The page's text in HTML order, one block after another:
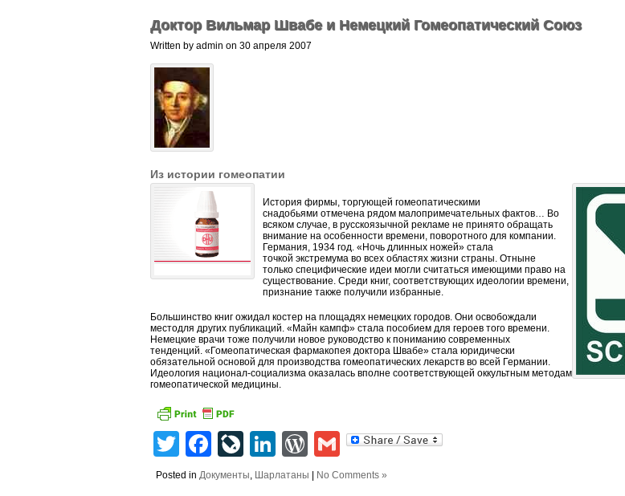
Доктор Вильмар Швабе и Немецкий Гомеопатический Союз
Written by admin on 30 апреля 2007
Из истории гомеопатии
История фирмы, торгующей гомеопатическими
снадобьями отмечена рядом малопримечательных фактов… Во
всяком случае, в русскоязычной рекламе не принято обращать
внимание на особенности времени, поворотного для компании.
Германия, 1934 год. «Ночь длинных ножей» стала
точкой экстремума во всех областях жизни страны. Отныне
только специфические идеи могли считаться имеющими право на
существование. Среди книг, соответствующих идеологии времени,
признание также получили избранные.
Большинство книг ожидал костер на площадях немецких городов. Они освобождали
местодля других публикаций. «Майн кампф» стала пособием для героев того времени.
Немецкие врачи тоже получили новое руководство к пониманию современных
тенденций. «Гомеопатическая фармакопея доктора Швабе» стала юридически
обязательной основой для производства гомеопатических лекарств во всей Германии.
Идеология национал-социализма оказалась вполне соответствующей оккультным методам
гомеопатической медицины.
TwitterFacebook
LiveJournal
LinkedIn
WordPress
Gmail
Posted inДокументы, Шарлатаны No Comments »